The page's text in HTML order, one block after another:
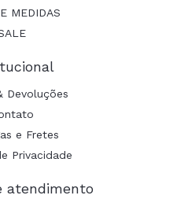
MEDIDAS
Devoluções
e Fretes
Privacidade
atendimento